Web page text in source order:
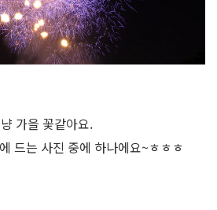
가을 꽃같아요.
드는 사진 중에 하나에요~ㅎㅎㅎ